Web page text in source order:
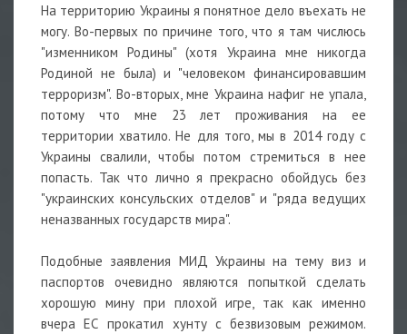
На территорию Украины я понятное дело въехать не
могу. Во-первых по причине того, что я там числюсь
"изменником Родины" (хотя Украина мне никогда
Родиной не была) и "человеком финансировавшим
терроризм". Во-вторых, мне Украина нафиг не упала,
потому что мне 23 лет проживания на ее
территории хватило. Не для того, мы в 2014 году с
Украины свалили, чтобы потом стремиться в нее
попасть. Так что лично я прекрасно обойдусь без
"украинских консульских отделов" и "ряда ведущих
неназванных государств мира".
Подобные заявления МИД Украины на тему виз и
паспортов очевидно являются попыткой сделать
хорошую мину при плохой игре, так как именно
вчера ЕС прокатил хунту с безвизовым режимом.